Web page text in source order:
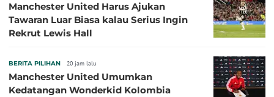
Manchester United Harus Ajukan
Tawaran Luar Biasa kalau Serius Ingin
Rekrut Lewis Hall
BERITA PILIHAN 20 jam lalu
Manchester United Umumkan
Kedatangan Wonderkid Kolombia